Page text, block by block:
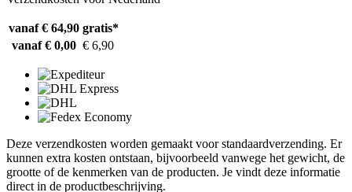
vanaf € 64,90 gratis*
vanaf € 0,00 € 6,90
Deze verzendkosten worden gemaakt voor standaardverzending. Er
kunnen extra kosten ontstaan, bijvoorbeeld vanwege het gewicht, de
grootte of de kenmerken van de producten. Je vindt deze informatie
direct in de productbeschrijving.